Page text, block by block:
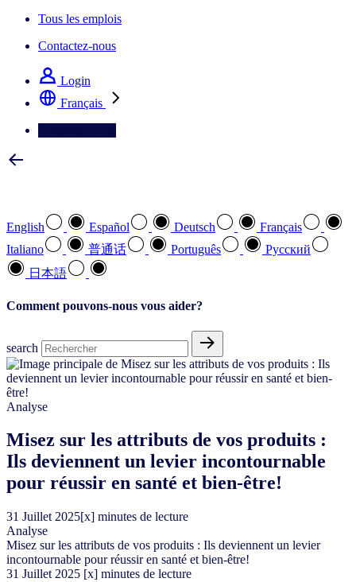
Tous les emplois
Contactez-nous
Login
Français
English Español Deutsch
Français
Italiano
普通话 Português
Pусский
日本語
Comment pouvons-nous vous aider?
search
Analyse
Misez sur les attributs de vos produits :
Ils deviennent un levier incontournable
pour réussir en santé et bien-être!
31 Juillet 2025[x] minutes de lecture
Analyse
Misez sur les attributs de vos produits : Ils deviennent un levier
incontournable pour réussir en santé et bien-être!
31 Juillet 2025 [x] minutes de lecture